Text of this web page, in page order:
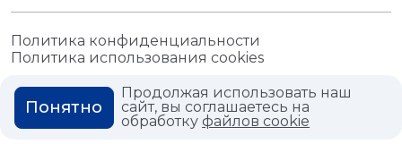
Политика конфиденциальности
Политика использования cookies
Продолжая использовать наш
сайт, вы соглашаетесь на
обработкуфайлов cookie
Понятно